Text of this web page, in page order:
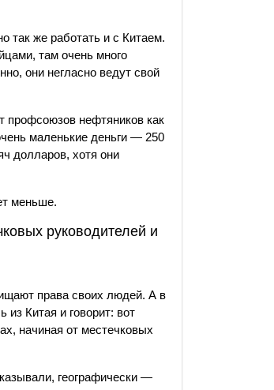
так же работать и с Китаем.
там очень много
они негласно ведут свой
профсоюзов нефтяников как
маленькие деньги — 250
долларов, хотя они
меньше.
руководителей и
права своих людей. А в
Китая и говорит: вот
начиная от местечковых
географически —